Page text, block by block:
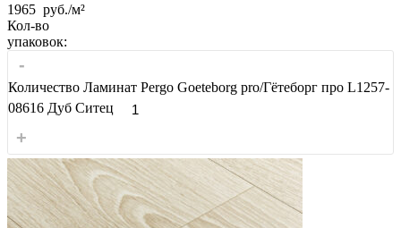
1965 руб./м²
Кол-во
упаковок:
-
Количество Ламинат Pergo Goeteborg pro/Гётеборг про L1257-
08616 Дуб Ситец
+